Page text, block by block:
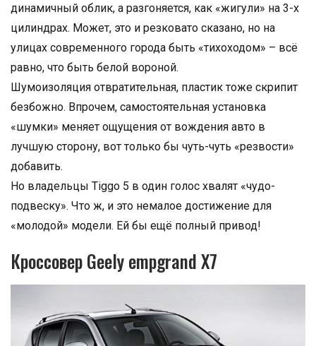
динамичный облик, а разгоняется, как «жигули» на 3-х
цилиндрах. Может, это и резковато сказано, но на
улицах современного города быть «тихоходом» – всё
равно, что быть белой вороной.
Шумоизоляция отвратительная, пластик тоже скрипит
безбожно. Впрочем, самостоятельная установка
«шумки» меняет ощущения от вождения авто в
лучшую сторону, вот только бы чуть-чуть «резвости»
добавить.
Но владельцы Tiggo 5 в один голос хвалят «чудо-
подвеску». Что ж, и это немалое достижение для
«молодой» модели. Ей бы ещё полный привод!
Кроссовер Geely empgrand Х7